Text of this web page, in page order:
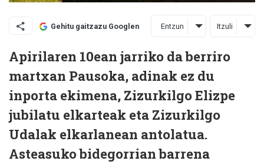
Gehitu gaitzazu Googlen Entzun Itzuli
Apirilaren 10ean jarriko da berriro
martxan Pausoka, adinak ez du
inporta ekimena, Zizurkilgo Elizpe
jubilatu elkarteak eta Zizurkilgo
Udalak elkarlanean antolatua.
Asteasuko bidegorrian barrena